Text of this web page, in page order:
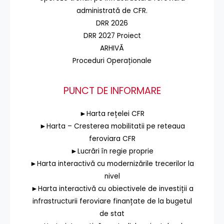
administrată de CFR.
DRR 2026
DRR 2027 Proiect
ARHIVĂ
Proceduri Operaționale
PUNCT DE INFORMARE
►Harta rețelei CFR
►Harta – Cresterea mobilitatii pe reteaua
feroviara CFR
►Lucrări în regie proprie
►Harta interactivă cu modernizările trecerilor la
nivel
►Harta interactivă cu obiectivele de investiții a
infrastructurii feroviare finanțate de la bugetul
de stat